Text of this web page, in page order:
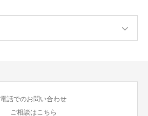
電話でのお問い合わせ
ご相談はこちら